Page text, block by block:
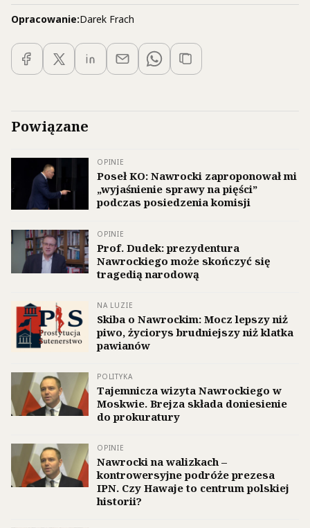
Opracowanie:Darek Frach
Powiązane
OPINIE
Poseł KO: Nawrocki zaproponował mi
„wyjaśnienie sprawy na pięści”
podczas posiedzenia komisji
OPINIE
Prof. Dudek: prezydentura
Nawrockiego może skończyć się
tragedią narodową
NA LUZIE
Skiba o Nawrockim: Mocz lepszy niż
piwo, życiorys brudniejszy niż klatka
pawianów
POLITYKA
Tajemnicza wizyta Nawrockiego w
Moskwie. Brejza składa doniesienie
do prokuratury
OPINIE
Nawrocki na walizkach –
kontrowersyjne podróże prezesa
IPN. Czy Hawaje to centrum polskiej
historii?